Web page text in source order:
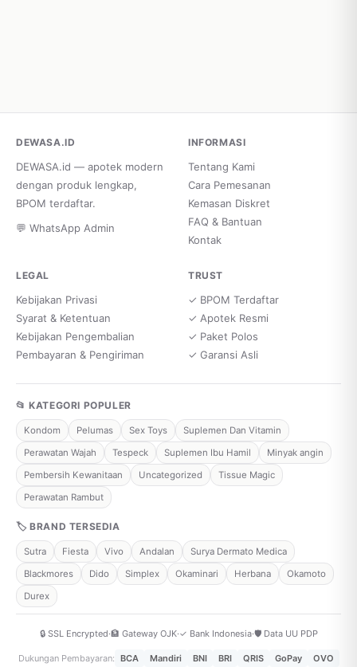
DEWASA.ID
DEWASA.id — apotek modern
dengan produk lengkap,
BPOM terdaftar.
💬 WhatsApp Admin
INFORMASI
Tentang Kami
Cara Pemesanan
Kemasan Diskret
FAQ & Bantuan
Kontak
LEGAL
Kebijakan Privasi
Syarat & Ketentuan
Kebijakan Pengembalian
Pembayaran & Pengiriman
TRUST
✓ BPOM Terdaftar
✓ Apotek Resmi
✓ Paket Polos
✓ Garansi Asli
📂 KATEGORI POPULER
Kondom Pelumas Sex Toys
Suplemen Dan Vitamin
Perawatan Wajah
Tespeck Suplemen Ibu Hamil
Minyak angin
Pembersih Kewanitaan
Uncategorized
Tissue Magic
Perawatan Rambut
🏷 BRAND TERSEDIA
Sutra Fiesta Vivo Andalan
Surya Dermato Medica
Blackmores
Dido Simplex Okaminari Herbana
Okamoto
Durex
🔒 SSL Encrypted·🏦 Gateway OJK·✓ Bank Indonesia·🛡️ Data UU PDP
Dukungan Pembayaran: BCA Mandiri BNI BRI QRIS GoPay OVO